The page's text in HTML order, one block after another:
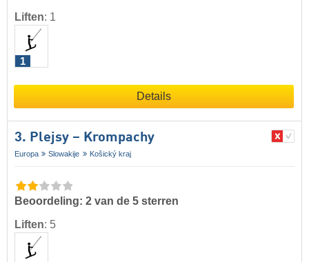
Liften: 1
1
Details
3. Plejsy – Krompachy
Europa Slowakije Košický kraj
Beoordeling: 2 van de 5 sterren
Liften: 5